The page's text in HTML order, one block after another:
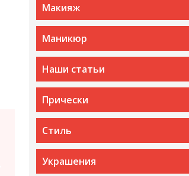
Макияж
Маникюр
Наши статьи
Прически
Стиль
Украшения